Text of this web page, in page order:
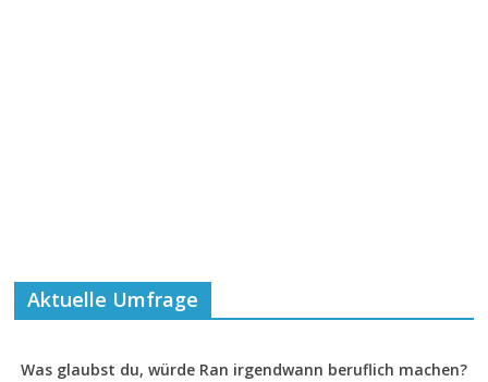
Aktuelle Umfrage
Was glaubst du, würde Ran irgendwann beruflich machen?